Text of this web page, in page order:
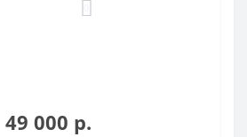
49 000 р.